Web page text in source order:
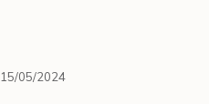
15/05/2024